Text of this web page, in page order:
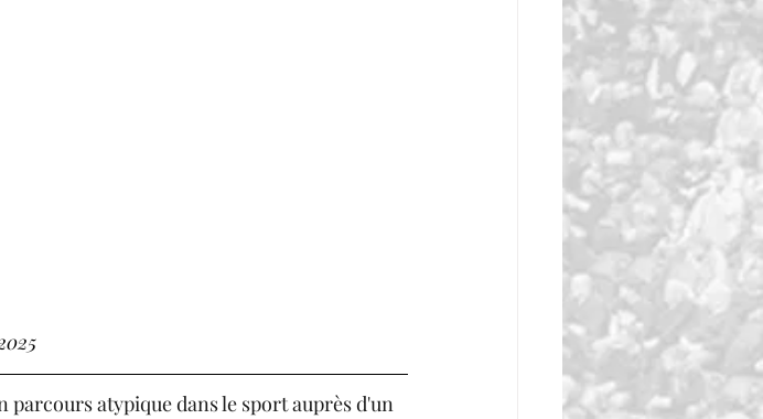
atypique dans le sport auprès d'un